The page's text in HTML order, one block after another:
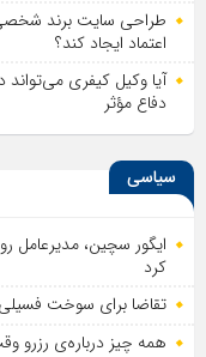
طراحی سایت برند
اعتماد ایجاد کند؟
آیا وکیل کیفری
دفاع مؤثر
سیاسی
ایگور سچین، مدیرعامل
کرد
تقاضا برای سوخت
همه چیز درباره‌ی رزرو